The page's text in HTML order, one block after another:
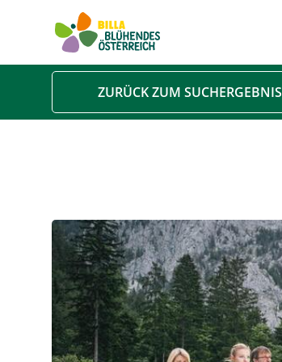
ZURÜCK ZUM SUCHERGEBNIS